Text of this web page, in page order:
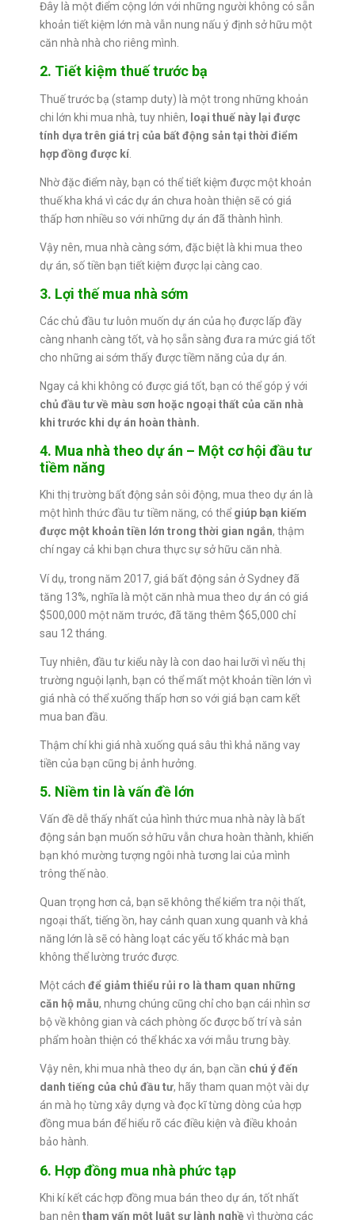
Đây là một điểm cộng lớn với những người không có sẵn
khoản tiết kiệm lớn mà vẫn nung nấu ý định sở hữu một
căn nhà nhà cho riêng mình.
2. Tiết kiệm thuế trước bạ
Thuế trước bạ (stamp duty) là một trong những khoản
chi lớn khi mua nhà, tuy nhiên, loại thuế này lại được
tính dựa trên giá trị của bất động sản tại thời điểm
hợp đồng được kí
Nhờ đặc điểm này, bạn có thể tiết kiệm được một khoản
thuế kha khá vì các dự án chưa hoàn thiện sẽ có giá
thấp hơn nhiều so với những dự án đã thành hình.
Vậy nên, mua nhà càng sớm, đặc biệt là khi mua theo
dự án, số tiền bạn tiết kiệm được lại càng cao.
3. Lợi thế mua nhà sớm
Các chủ đầu tư luôn muốn dự án của họ được lấp đầy
càng nhanh càng tốt, và họ sẵn sàng đưa ra mức giá tốt
cho những ai sớm thấy được tiềm năng của dự án.
Ngay cả khi không có được giá tốt, bạn có thể góp ý với
chủ đầu tư về màu sơn hoặc ngoại thất của căn nhà
khi trước khi dự án hoàn thành.
4. Mua nhà theo dự án – Một cơ hội đầu tư
tiềm năng
Khi thị trường bất động sản sôi động, mua theo dự án là
một hình thức đầu tư tiềm năng, có thểgiúp bạn kiếm
được một khoản tiền lớn trong thời gian ngắn, thậm
chí ngay cả khi bạn chưa thực sự sở hữu căn nhà.
Ví dụ, trong năm 2017, giá bất động sản ở Sydney đã
tăng 13%, nghĩa là một căn nhà mua theo dự án có giá
$500,000 một năm trước, đã tăng thêm $65,000 chỉ
sau 12 tháng.
Tuy nhiên, đầu tư kiểu này là con dao hai lưỡi vì nếu thị
trường nguội lạnh, bạn có thể mất một khoản tiền lớn vì
giá nhà có thể xuống thấp hơn so với giá bạn cam kết
mua ban đầu.
Thậm chí khi giá nhà xuống quá sâu thì khả năng vay
tiền của bạn cũng bị ảnh hưởng.
5. Niềm tin là vấn đề lớn
Vấn đề dễ thấy nhất của hình thức mua nhà này là bất
động sản bạn muốn sở hữu vẫn chưa hoàn thành, khiến
bạn khó mường tượng ngôi nhà tương lai của mình
trông thế nào.
Quan trọng hơn cả, bạn sẽ không thể kiểm tra nội thất,
ngoại thất, tiếng ồn, hay cảnh quan xung quanh và khả
năng lớn là sẽ có hàng loạt các yếu tố khác mà bạn
không thể lường trước được.
Một cách để giảm thiểu rủi ro là tham quan những
căn hộ mẫu, nhưng chúng cũng chỉ cho bạn cái nhìn sơ
bộ về không gian và cách phòng ốc được bố trí và sản
phẩm hoàn thiện có thể khác xa với mẫu trưng bày.
Vậy nên, khi mua nhà theo dự án, bạn cần chú ý đến
danh tiếng của chủ đầu tư, hãy tham quan một vài dự
án mà họ từng xây dựng và đọc kĩ từng dòng của hợp
đồng mua bán để hiểu rõ các điều kiện và điều khoản
bảo hành.
6. Hợp đồng mua nhà phức tạp
Khi kí kết các hợp đồng mua bán theo dự án, tốt nhất
bạn nên tham vấn một luật sư lành nghềvì thường các